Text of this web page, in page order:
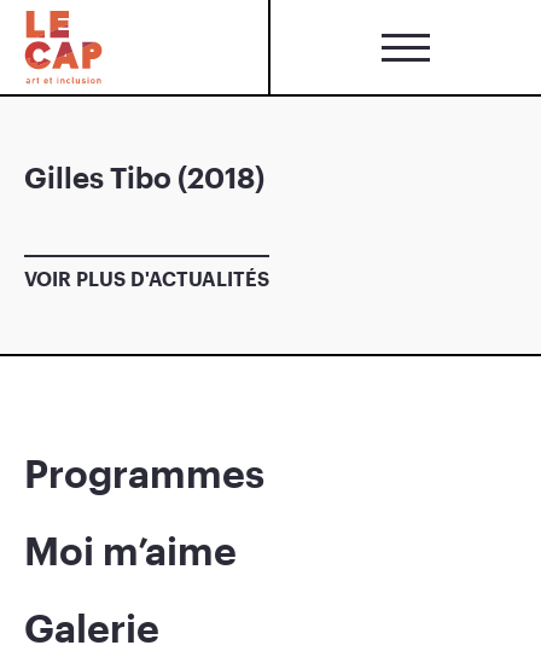
Gilles Tibo (2018)
VOIR PLUS D'ACTUALITÉS
Programmes
Moi m’aime
Galerie